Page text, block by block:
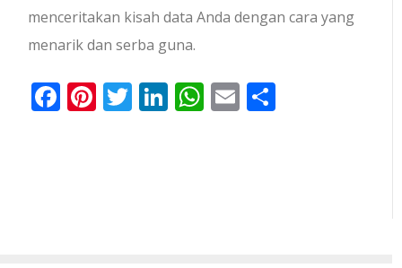
menceritakan kisah data Anda dengan cara yang
menarik dan serba guna.
Facebook
Pinterest
Twitter
LinkedIn
WhatsApp
Email